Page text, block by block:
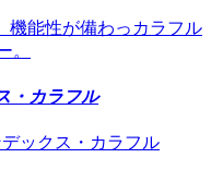
機能性が備わっカラフル
。
・カラフル